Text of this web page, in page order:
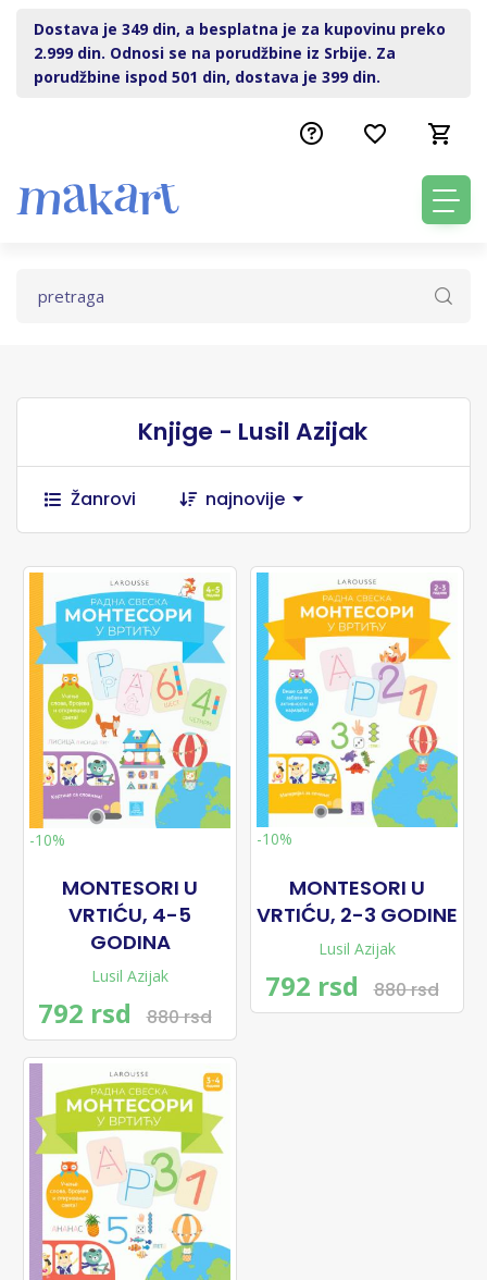
Dostava je 349 din, a besplatna je za kupovinu preko
2.999 din. Odnosi se na porudžbine iz Srbije. Za
porudžbine ispod 501 din, dostava je 399 din.
Knjige - Lusil Azijak
Žanrovi najnovije
-10%
MONTESORI U
VRTIĆU, 4-5
GODINA
Lusil Azijak
792 rsd 880 rsd
-10%
MONTESORI U
VRTIĆU, 2-3 GODINE
Lusil Azijak
792 rsd 880 rsd